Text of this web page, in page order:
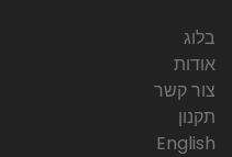
בלוג
אודות
צור קשר
תקנון
English